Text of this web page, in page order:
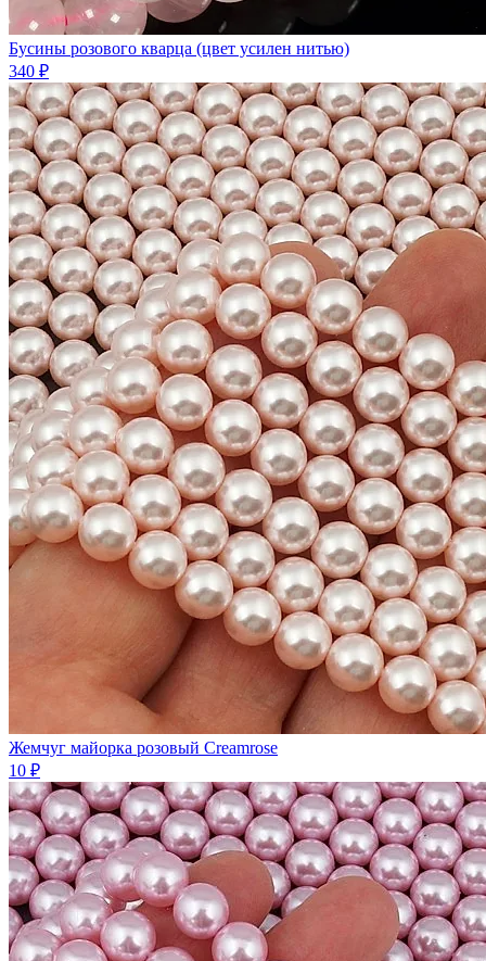
Бусины розового кварца (цвет усилен нитью)
340 ₽
Жемчуг майорка розовый Creamrose
10 ₽